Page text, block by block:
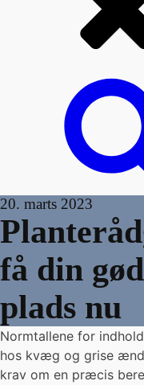
20. marts 2023
få din
plads nu
Normtallene for
hos kvæg og grise
krav om en præcis